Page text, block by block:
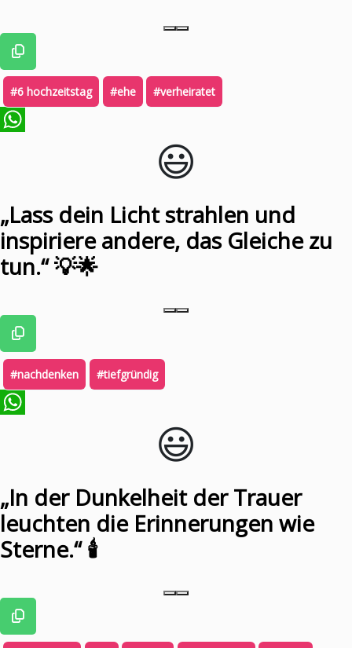
#6 hochzeitstag #ehe #verheiratet
😃️
„Lass dein Licht strahlen und
inspiriere andere, das Gleiche zu
tun.“ 💡🌟
#nachdenken #tiefgründig
😃️
„In der Dunkelheit der Trauer
leuchten die Erinnerungen wie
Sterne.“ 🕯